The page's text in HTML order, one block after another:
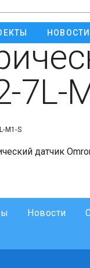
НОВОСТИ
7L-
M1-S
датчик
Новости